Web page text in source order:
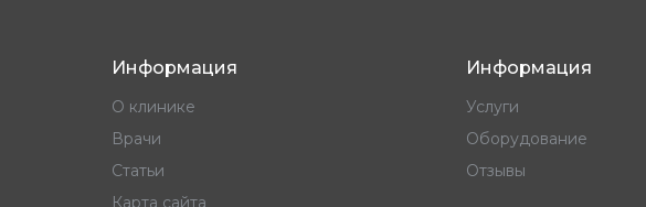
Информация
О клинике
Врачи
Статьи
Карта сайта
Информация
Услуги
Оборудование
Отзывы